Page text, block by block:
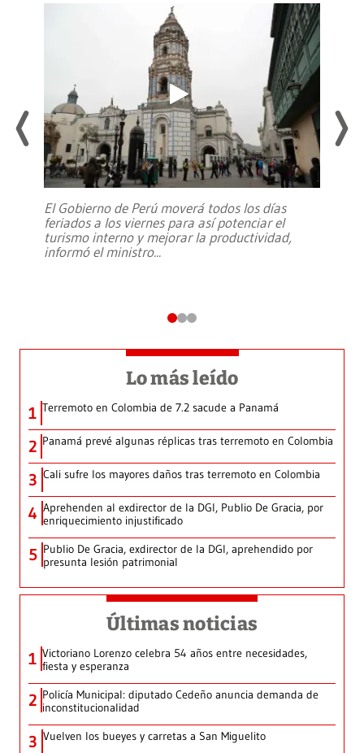
El Gobierno de Perú moverá todos los días
feriados a los viernes para así potenciar el
turismo interno y mejorar la productividad,
informó el ministro...
Lo más leído
1 Terremoto en Colombia de 7.2 sacude a Panamá
2 Panamá prevé algunas réplicas tras terremoto en Colombia
3 Cali sufre los mayores daños tras terremoto en Colombia
4 Aprehenden al exdirector de la DGI, Publio De Gracia, por
enriquecimiento injustificado
5 Publio De Gracia, exdirector de la DGI, aprehendido por
presunta lesión patrimonial
Últimas noticias
1 Victoriano Lorenzo celebra 54 años entre necesidades,
fiesta y esperanza
2 Policía Municipal: diputado Cedeño anuncia demanda de
inconstitucionalidad
3 Vuelven los bueyes y carretas a San Miguelito